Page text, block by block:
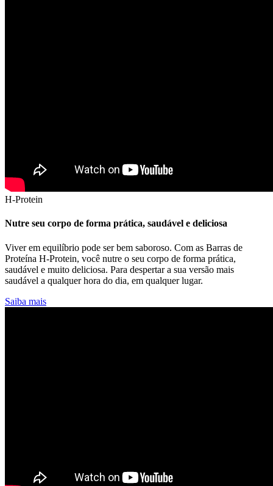
H-Protein
Nutre seu corpo de forma prática, saudável e deliciosa
Viver em equilíbrio pode ser bem saboroso. Com as Barras de
Proteína H-Protein, você nutre o seu corpo de forma prática,
saudável e muito deliciosa. Para despertar a sua versão mais
saudável a qualquer hora do dia, em qualquer lugar.
Saiba mais